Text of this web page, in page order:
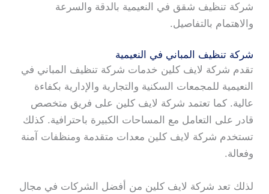
شركة تنظيف شقق في النعيمية بالدقة والسرعة
والاهتمام بالتفاصيل.
شركة تنظيف المباني في النعيمية
تقدم شركة لايف كلين خدمات شركة تنظيف المباني في
النعيمية للمجمعات السكنية والتجارية والإدارية بكفاءة
عالية. كما تعتمد شركة لايف كلين على فريق متخصص
قادر على التعامل مع المساحات الكبيرة باحترافية. كذلك
تستخدم شركة لايف كلين معدات متقدمة ومنظفات آمنة
وفعالة.
لذلك تعد شركة لايف كلين من أفضل الشركات في مجال